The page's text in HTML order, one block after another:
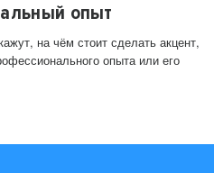
опыт
на чём стоит сделать акцент,
опыта или его